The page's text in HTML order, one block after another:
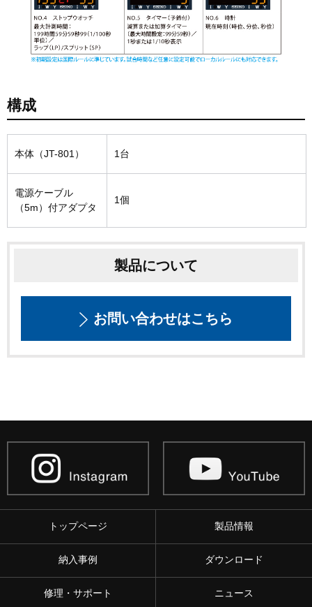
構成
本体（JT-801） 1台
電源ケーブル
（5m）付アダプタ
1個
製品について
お問い合わせはこちら
トップページ 製品情報
納入事例 ダウンロード
修理・サポート ニュース